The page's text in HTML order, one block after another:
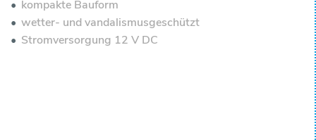
kompakte Bauform
wetter- und vandalismusgeschützt
Stromversorgung 12 V DC
n
t